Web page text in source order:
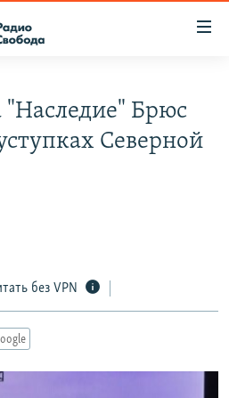
"Наследие" Брюс
Северной
без VPN